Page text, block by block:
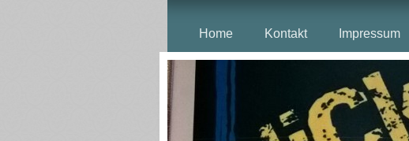
Home Kontakt Impressum